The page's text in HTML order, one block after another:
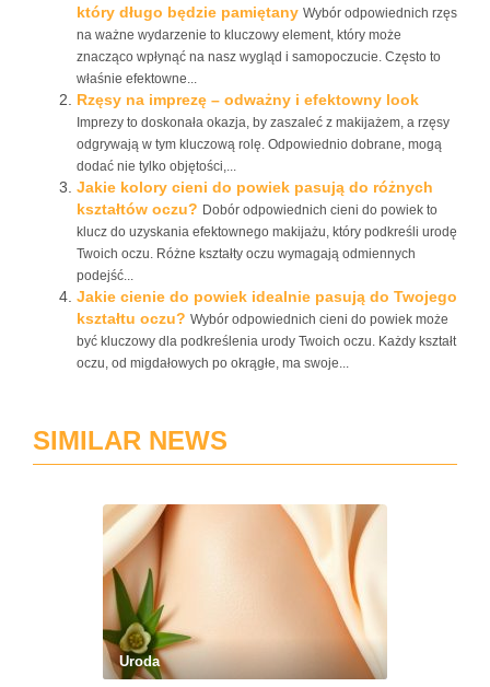
który długo będzie pamiętany Wybór odpowiednich rzęs
na ważne wydarzenie to kluczowy element, który może
znacząco wpłynąć na nasz wygląd i samopoczucie. Często to
właśnie efektowne...
Rzęsy na imprezę – odważny i efektowny look
Imprezy to doskonała okazja, by zaszaleć z makijażem, a rzęsy
odgrywają w tym kluczową rolę. Odpowiednio dobrane, mogą
dodać nie tylko objętości,...
Jakie kolory cieni do powiek pasują do różnych
kształtów oczu? Dobór odpowiednich cieni do powiek to
klucz do uzyskania efektownego makijażu, który podkreśli urodę
Twoich oczu. Różne kształty oczu wymagają odmiennych
podejść...
Jakie cienie do powiek idealnie pasują do Twojego
kształtu oczu? Wybór odpowiednich cieni do powiek może
być kluczowy dla podkreślenia urody Twoich oczu. Każdy kształt
oczu, od migdałowych po okrągłe, ma swoje...
SIMILAR NEWS
Uroda